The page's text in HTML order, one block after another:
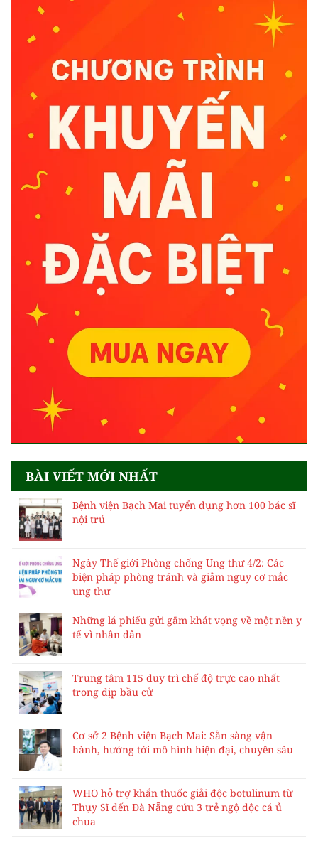
BÀI VIẾT MỚI NHẤT
Bệnh viện Bạch Mai tuyển dụng hơn 100 bác sĩ
nội trú
Ngày Thế giới Phòng chống Ung thư 4/2: Các
biện pháp phòng tránh và giảm nguy cơ mắc
ung thư
Những lá phiếu gửi gắm khát vọng về một nền y
tế vì nhân dân
Trung tâm 115 duy trì chế độ trực cao nhất
trong dịp bầu cử
Cơ sở 2 Bệnh viện Bạch Mai: Sẵn sàng vận
hành, hướng tới mô hình hiện đại, chuyên sâu
WHO hỗ trợ khẩn thuốc giải độc botulinum từ
Thụy Sĩ đến Đà Nẵng cứu 3 trẻ ngộ độc cá ủ
chua